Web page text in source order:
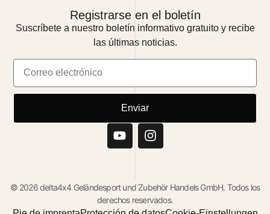
Registrarse en el boletín
Suscríbete a nuestro boletín informativo gratuito y recibe
las últimas noticias.
Enviar
© 2026 delta4x4 Geländesport und Zubehör Handels GmbH. Todos los
derechos reservados.